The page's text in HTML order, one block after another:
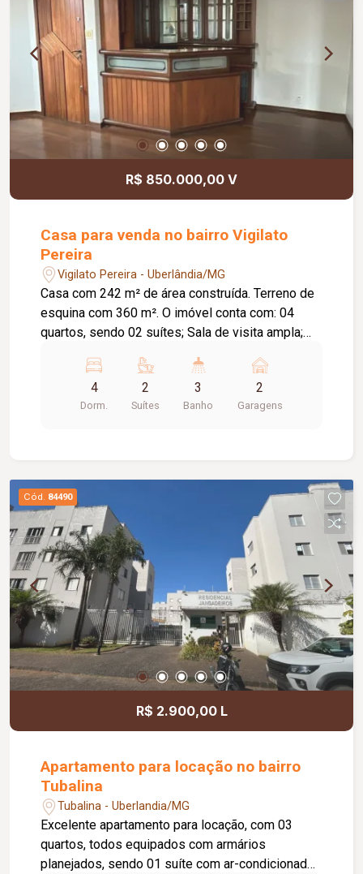
R$ 850.000,00 V
Casa para venda no bairro Vigilato
Pereira
Vigilato Pereira - Uberlândia/MG
Casa com 242 m² de área construída. Terreno de
esquina com 360 m². O imóvel conta com: 04
quartos, sendo 02 suítes; Sala de visita ampla;
social; Cozinha mobiliada com armários; Varanda
com lavanderia; Despensa com armários; Espaço
externo para despejo; 02 vagas de garagem
caixas d`água com capacidade de 1.000 litros
cada; Terreno de esquina com excelente
aproveitamento dos espaços.
4
Dorm.
2
Suítes
3
Banho
2
Garagens
Cód. 84490
R$ 2.900,00 L
Apartamento para locação no bairro
Tubalina
Tubalina - Uberlandia/MG
Excelente apartamento para locação, com 03
quartos, todos equipados com armários
planejados, sendo 01 suíte com ar-condicionado.